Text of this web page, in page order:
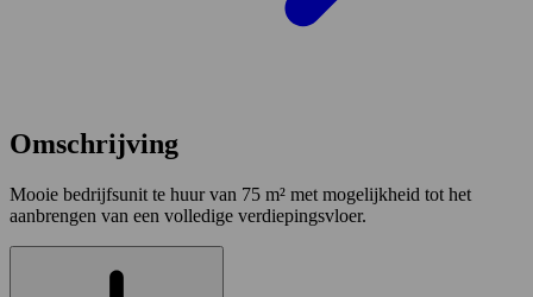
Omschrijving
Mooie bedrijfsunit te huur van 75 m² met mogelijkheid tot het
aanbrengen van een volledige verdiepingsvloer.